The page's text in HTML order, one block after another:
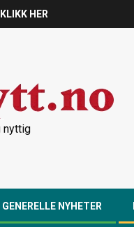
HER
nyttig
GENERELLE NYHETER